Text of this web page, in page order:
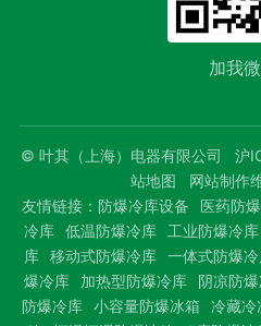
加我
© 叶其（上海）电器有限公司 沪
站地图 网站制作
友情链接： 防爆冷库设备 医药防
冷库 低温防爆冷库 工业防爆冷库
库 移动式防爆冷库 一体式防爆
爆冷库
加热型防爆冷库 阴凉防
防爆冷库 小容量防爆冰箱 冷藏冷